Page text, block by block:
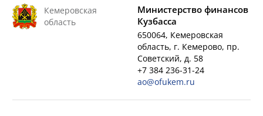
Кемеровская
область
Министерство финансов
Кузбасса
650064, Кемеровская
область, г. Кемерово, пр.
Советский, д. 58
+7 384 236-31-24
ao@ofukem.ru